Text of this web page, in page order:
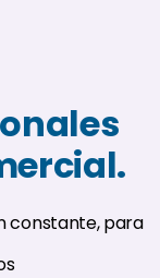
constante, para